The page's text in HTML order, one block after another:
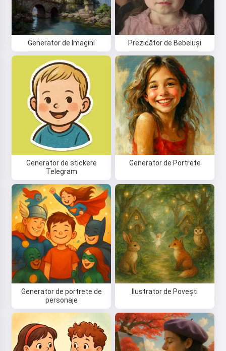
Generator de Imagini Prezicător de Bebeluși
Generator de stickere
Telegram
Generator de Portrete
Generator de portrete de
personaje
Ilustrator de Povești